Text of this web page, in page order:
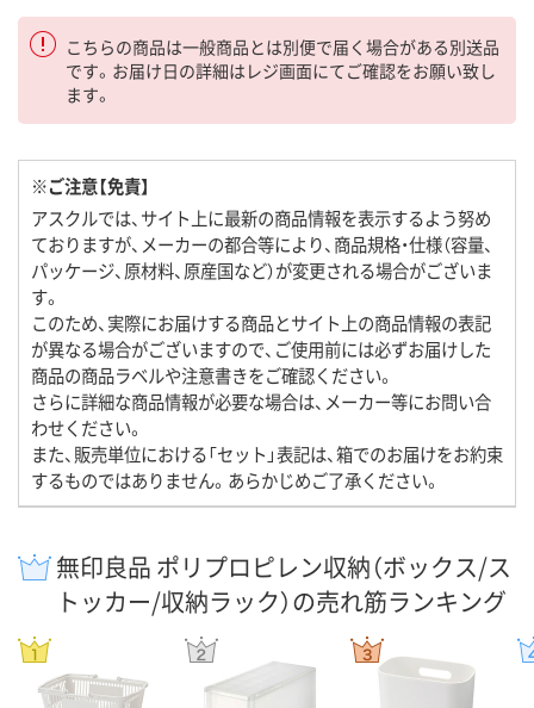
こちらの商品は一般商品とは別便で届く場合がある別送品
です。お届け日の詳細はレジ画面にてご確認をお願い致し
ます。
※ご注意【免責】
アスクルでは、サイト上に最新の商品情報を表示するよう努め
ておりますが、メーカーの都合等により、商品規格・仕様（容量、
パッケージ、原材料、原産国など）が変更される場合がございま
す。
このため、実際にお届けする商品とサイト上の商品情報の表記
が異なる場合がございますので、ご使用前には必ずお届けした
商品の商品ラベルや注意書きをご確認ください。
さらに詳細な商品情報が必要な場合は、メーカー等にお問い合
わせください。
また、販売単位における「セット」表記は、箱でのお届けをお約束
するものではありません。あらかじめご了承ください。
無印良品 ポリプロピレン収納（ボックス/ス
トッカー/収納ラック）の売れ筋ランキング